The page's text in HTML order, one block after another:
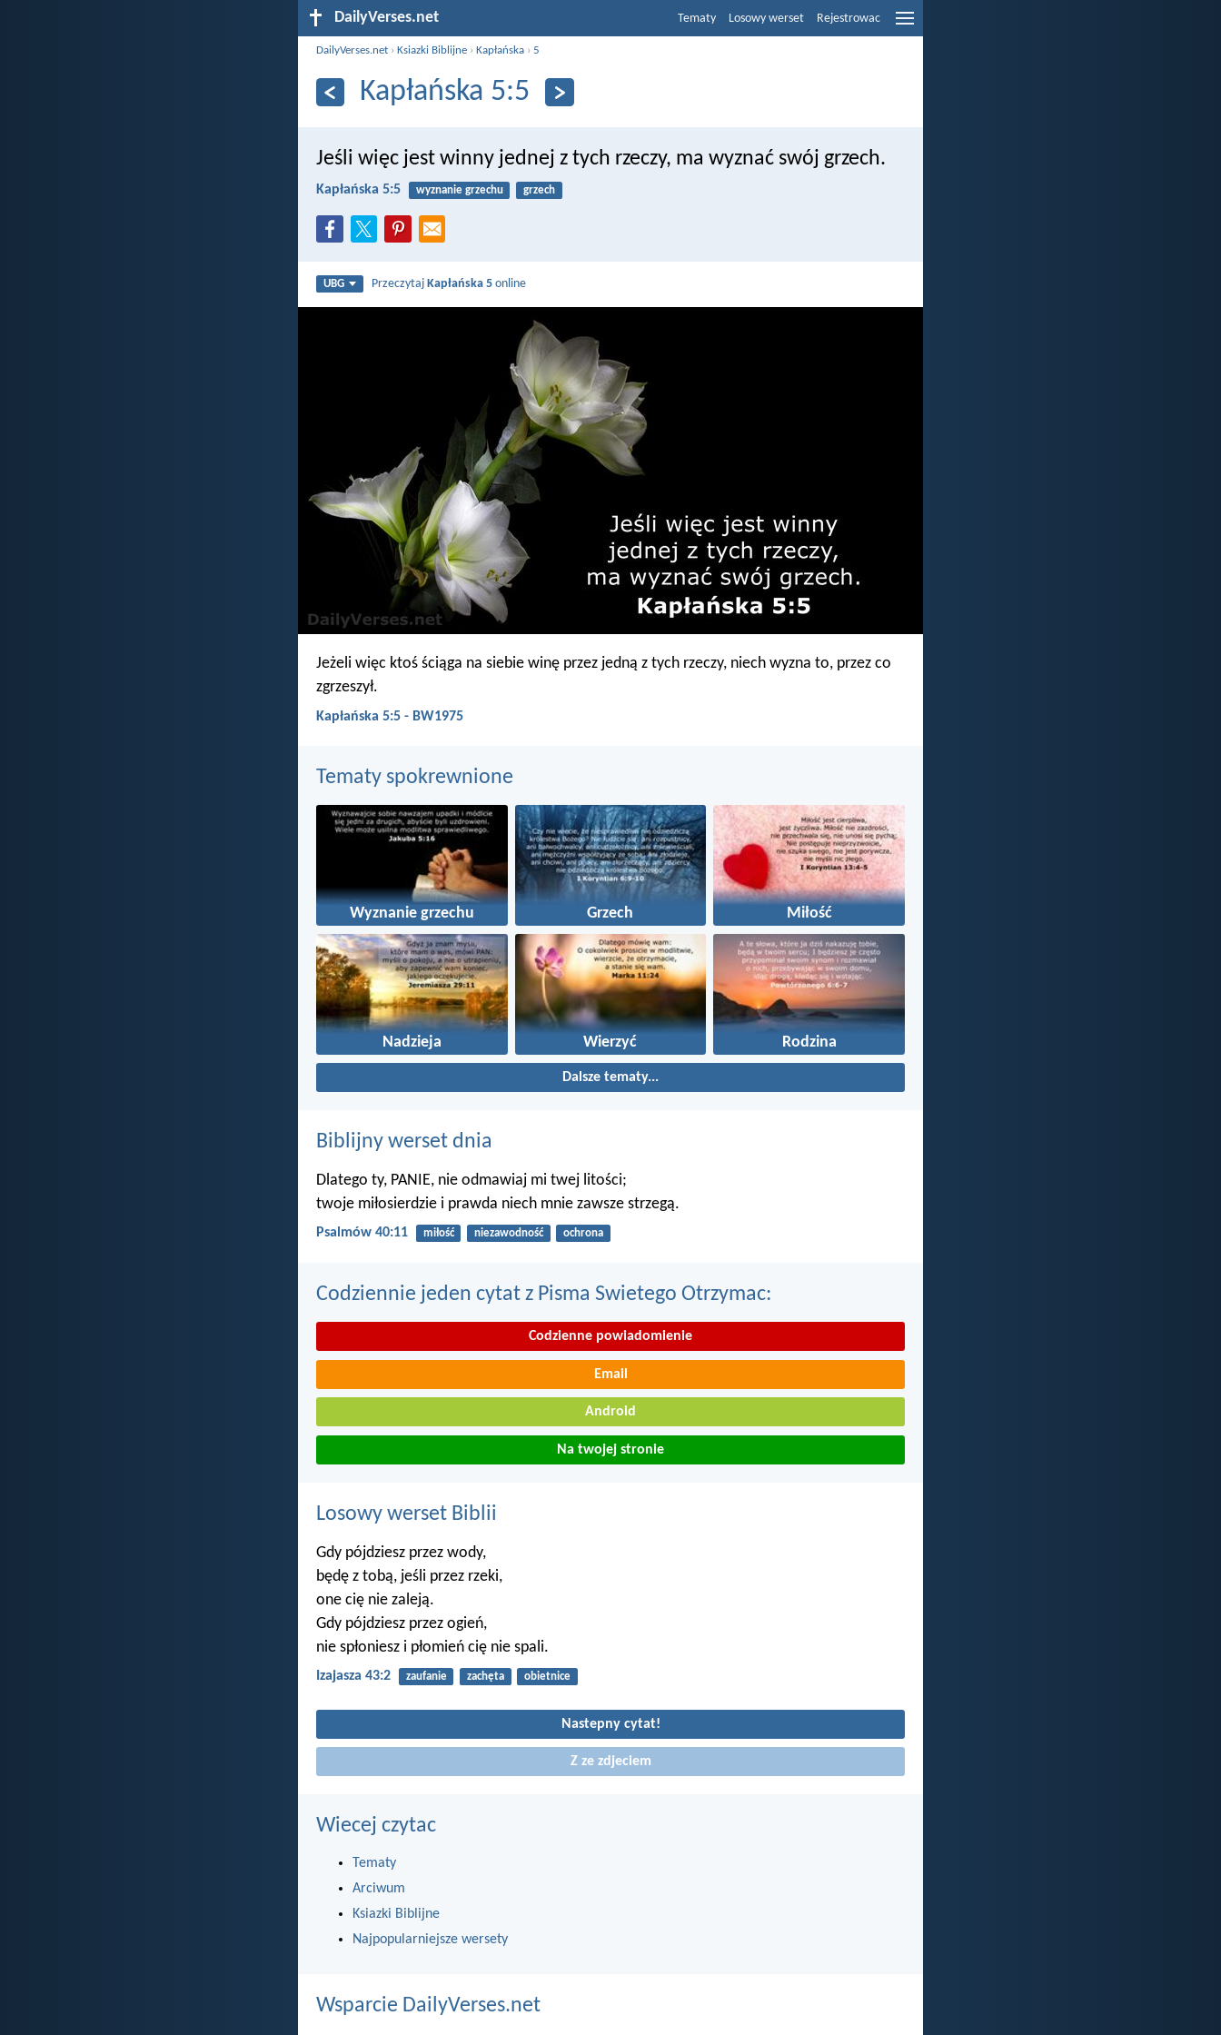
DailyVerses.net Tematy Losowy werset Rejestrowac
DailyVerses.net ›Ksiazki Biblijne ›Kapłańska ›5
Kapłańska 5:5
Jeśli więc jest winny jednej z tych rzeczy, ma wyznać swój grzech.
Kapłańska 5:5 wyznanie grzechu grzech
UBG PrzeczytajKapłańska 5 online
Jeżeli więc ktoś ściąga na siebie winę przez jedną z tych rzeczy, niech wyzna to, przez co
zgrzeszył.
Kapłańska 5:5 - BW1975
Tematy spokrewnione
Wyznanie grzechu Grzech Miłość
Nadzieja Wierzyć Rodzina
Dalsze tematy...
Biblijny werset dnia
Dlatego ty, PANIE, nie odmawiaj mi twej litości;
twoje miłosierdzie i prawda niech mnie zawsze strzegą.
Psalmów 40:11 miłość niezawodność ochrona
Codziennie jeden cytat z Pisma Swietego Otrzymac:
Codzienne powiadomienie
Email
Android
Na twojej stronie
Losowy werset Biblii
Gdy pójdziesz przez wody,
będę z tobą, jeśli przez rzeki,
one cię nie zaleją.
Gdy pójdziesz przez ogień,
nie spłoniesz i płomień cię nie spali.
Izajasza 43:2 zaufanie zachęta obietnice
Nastepny cytat!
Z ze zdjeciem
Wiecej czytac
Tematy
Arciwum
Ksiazki Biblijne
Najpopularniejsze wersety
Wsparcie DailyVerses.net